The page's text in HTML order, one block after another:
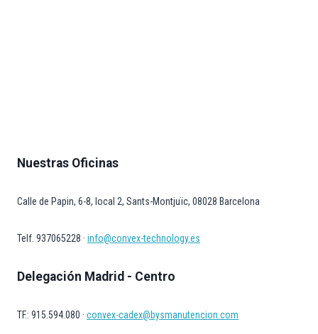
Nuestras Oficinas
Calle de Papin, 6-8, local 2, Sants-Montjuïc, 08028 Barcelona
Telf. 937065228 · info@convex-technology.es
Delegación Madrid - Centro
TF.: 915.594.080 · convex-cadex@bysmanutencion.com